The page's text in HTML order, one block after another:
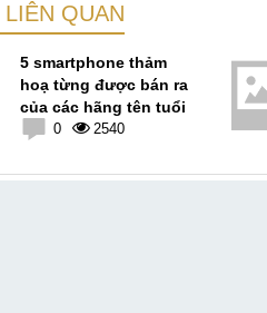
QUAN
5 smartphone thảm
hoạ từng được bán ra
của các hãng tên tuổi
0 2540